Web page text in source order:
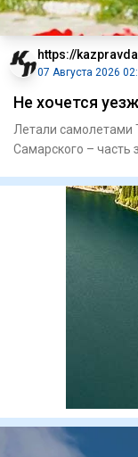
https://
07 Августа 2026
Не хочется
Летали самолетами
Самарского – часть